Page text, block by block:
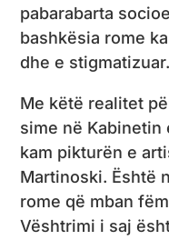
pabarabarta
bashkësia rome
dhe e stigmatizuar.
Me këtë realitet
sime në Kabinetin
kam pikturën e
Martinoski. Është
rome që mban
Vështrimi i saj